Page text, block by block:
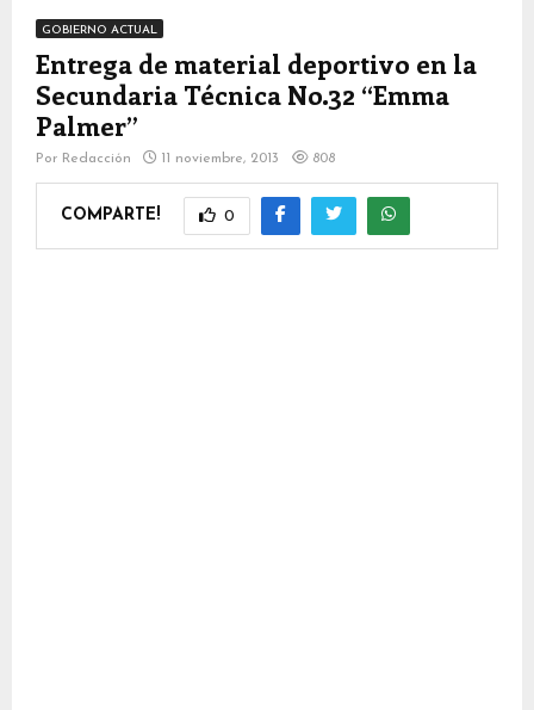
GOBIERNO ACTUAL
Entrega de material deportivo en la
Secundaria Técnica No.32 “Emma
Palmer”
Por Redacción 11 noviembre, 2013 808
COMPARTE! 0